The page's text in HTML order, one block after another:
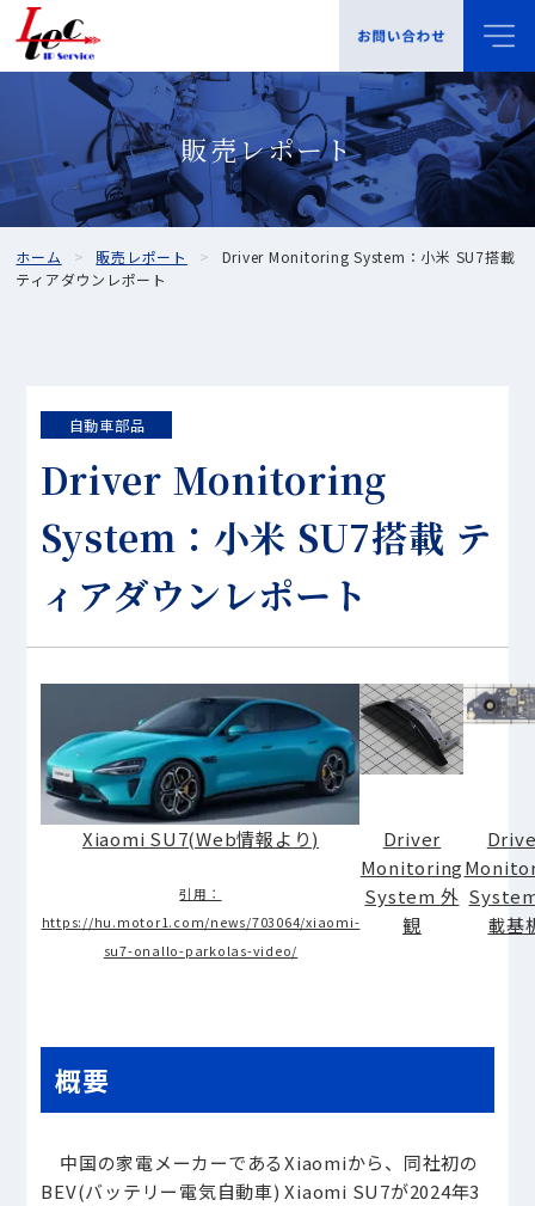
販売レポート
ホーム 販売レポート
Driver Monitoring System：小米 SU7搭載
ティアダウンレポート
自動車部品
Driver Monitoring
System：小米 SU7搭載 テ
ィアダウンレポート
Xiaomi SU7(Web情報より)
引用：
https://hu.motor1.com/news/703064/xiaomi-
su7-onallo-parkolas-video/
Driver
Monitoring
System 外
観
載基
概要
中国の家電メーカーであるXiaomiから、同社初の
BEV(バッテリー電気自動車) Xiaomi SU7が2024年3